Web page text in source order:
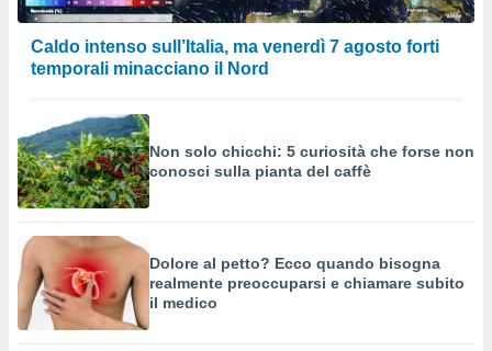
Caldo intenso sull’Italia, ma venerdì 7 agosto forti
temporali minacciano il Nord
Non solo chicchi: 5 curiosità che forse non
conosci sulla pianta del caffè
Dolore al petto? Ecco quando bisogna
realmente preoccuparsi e chiamare subito
il medico